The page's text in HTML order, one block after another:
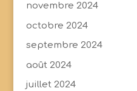
novembre 2024
octobre 2024
septembre 2024
août 2024
juillet 2024